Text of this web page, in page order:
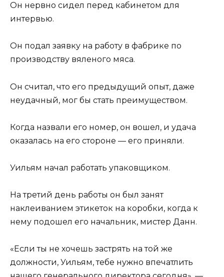
Он нервно сидел перед кабинетом для
интервью.
Он подал заявку на работу в фабрике по
производству вяленого мяса.
Он считал, что его предыдущий опыт, даже
неудачный, мог бы стать преимуществом.
Когда назвали его номер, он вошел, и удача
оказалась на его стороне — его приняли.
Уильям начал работать упаковщиком.
На третий день работы он был занят
наклеиванием этикеток на коробки, когда к
нему подошел его начальник, мистер Данн.
«Если ты не хочешь застрять на той же
должности, Уильям, тебе нужно впечатлить